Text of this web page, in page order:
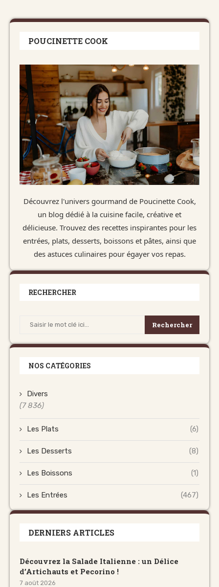
POUCINETTE COOK
Découvrez l'univers gourmand de Poucinette Cook,
un blog dédié à la cuisine facile, créative et
délicieuse. Trouvez des recettes inspirantes pour les
entrées, plats, desserts, boissons et pâtes, ainsi que
des astuces culinaires pour égayer vos repas.
RECHERCHER
Rechercher
NOS CATÉGORIES
Divers
(7 836)
Les Plats (6)
Les Desserts (8)
Les Boissons (1)
Les Entrées (467)
DERNIERS ARTICLES
Découvrez la Salade Italienne : un Délice
d’Artichauts et Pecorino !
7 août 2026